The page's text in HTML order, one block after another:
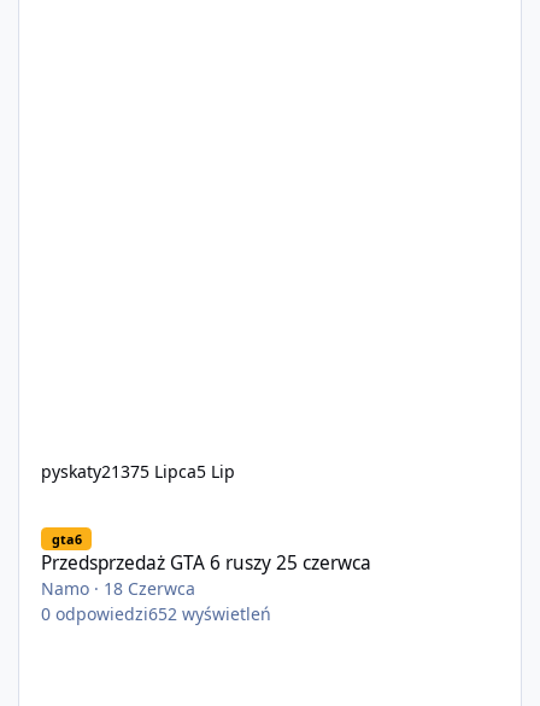
pyskaty21375 Lipca5 Lip
gta6
Przedsprzedaż GTA 6 ruszy 25 czerwca
Namo · 18 Czerwca
0 odpowiedzi652 wyświetleń